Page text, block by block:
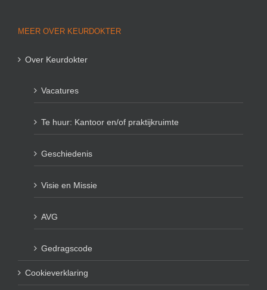
MEER OVER KEURDOKTER
Over Keurdokter
Vacatures
Te huur: Kantoor en/of praktijkruimte
Geschiedenis
Visie en Missie
AVG
Gedragscode
Cookieverklaring